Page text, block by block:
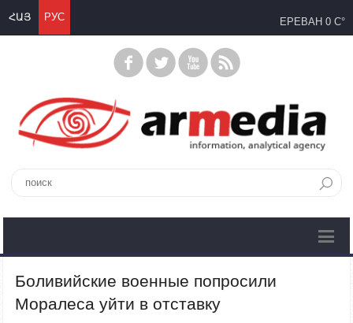
ՀԱՅ РУС ЕРЕВАН 0 C°
Боливийские военные попросили
Моралеса уйти в отставку